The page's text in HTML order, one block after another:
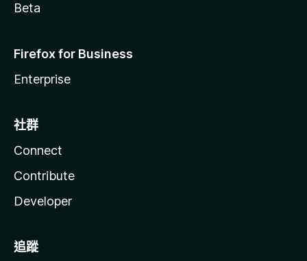
Beta
Firefox for Business
Enterprise
社群
Connect
Contribute
Developer
追蹤